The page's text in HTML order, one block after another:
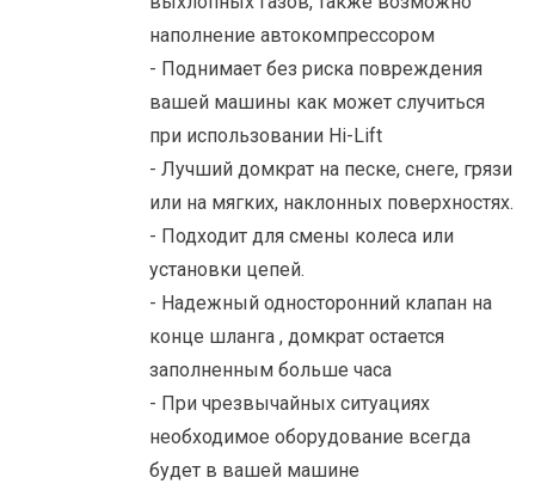
наполнение автокомпрессором
- Поднимает без риска повреждения
вашей машины как может случиться
при использовании Hi-Lift
- Лучший домкрат на песке, снеге, грязи
или на мягких, наклонных поверхностях.
- Подходит для смены колеса или
установки цепей.
- Надежный односторонний клапан на
конце шланга , домкрат остается
заполненным больше часа
- При чрезвычайных ситуациях
необходимое оборудование всегда
будет в вашей машине